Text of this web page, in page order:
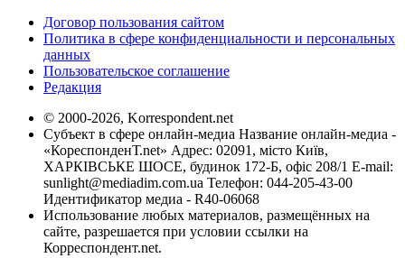
Договор пользования сайтом
Политика в сфере конфиденциальности и персональных
данных
Пользовательское соглашение
Редакция
© 2000-2026, Korrespondent.net
Субъект в сфере онлайн-медиа Название онлайн-медиа -
«КореспонденТ.net» Адрес: 02091, місто Київ,
ХАРКІВСЬКЕ ШОСЕ, будинок 172-Б, офіс 208/1 E-mail:
sunlight@mediadim.com.ua Телефон: 044-205-43-00
Идентификатор медиа - R40-06068
Использование любых материалов, размещённых на
сайте, разрешается при условии ссылки на
Корреспондент.net.